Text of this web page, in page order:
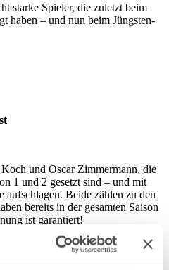
starke Spieler, die zuletzt beim
haben – und nun beim Jüngsten-
und Oscar Zimmermann, die
1 und 2 gesetzt sind – und mit
aufschlagen. Beide zählen zu den
bereits in der gesamten Saison
ist garantiert!